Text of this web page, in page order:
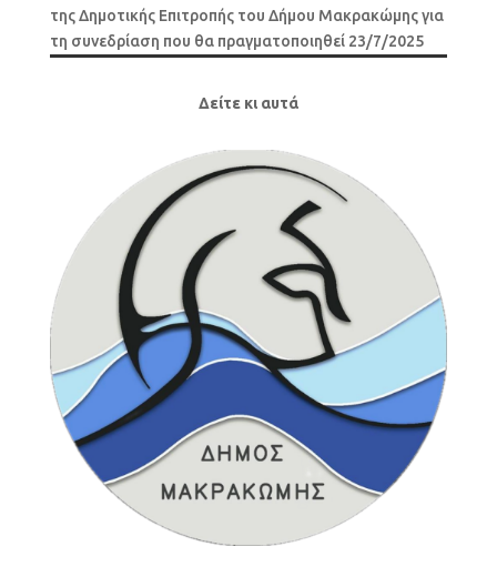
της Δημοτικής Επιτροπής του Δήμου Μακρακώμης για
τη συνεδρίαση που θα πραγματοποιηθεί 23/7/2025
Δείτε κι αυτά